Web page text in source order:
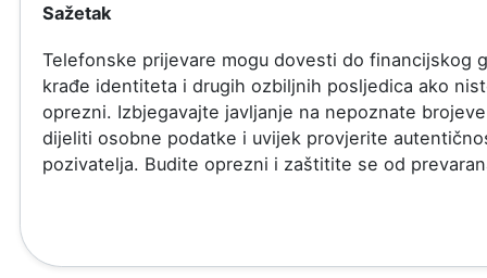
Sažetak
Telefonske prijevare mogu dovesti do financijskog
krađe identiteta i drugih ozbiljnih posljedica ako
oprezni. Izbjegavajte javljanje na nepoznate
dijeliti osobne podatke i uvijek provjerite
pozivatelja. Budite oprezni i zaštitite se od